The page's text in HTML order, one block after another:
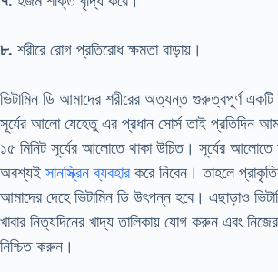
৮. শরীরে রোগ প্রতিরোধ ক্ষমতা বাড়ায়।
ভিটামিন ডি আমাদের শরীরের অত্যন্ত গুরুত্বপূর্ণ একটি
সূর্যের আলো যেহেতু এর প্রধান সোর্স তাই প্রতিদিন
১৫ মিনিট সূর্যের আলোতে থাকা উচিত। সূর্যের
অবশ্যই সানস্ক্রিন ব্যবহারকরে নিবেন। তাহলে
আমাদের দেহে ভিটামিন ডি উৎপন্ন হবে। এছাড়াও
খাবার নিত্যদিনের খাদ্য তালিকায় যোগ করুন এবং
নিশ্চিত করুন।